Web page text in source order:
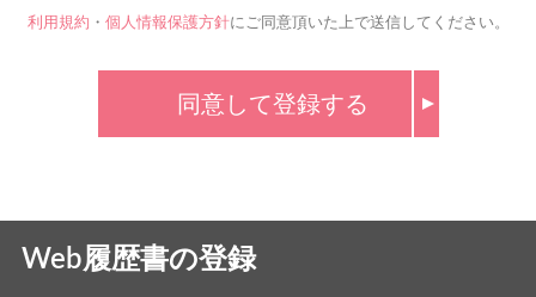
利用規約 ・ 個人情報保護方針にご同意頂いた上で送信してください。
同意して登録する
Web履歴書の登録